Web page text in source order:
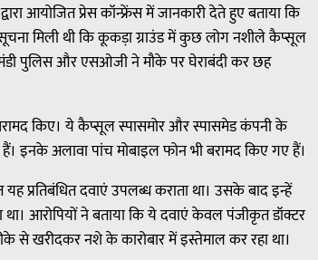
आयोजित प्रेस कॉन्फ्रेंस में जानकारी देते हुए बताया कि
मिली थी कि कूकड़ा ग्राउंड में कुछ लोग नशीले कैप्सूल
पुलिस और एसओजी ने मौके पर घेराबंदी कर छह
किए। ये कैप्सूल स्पासमोर और स्पासमेड कंपनी के
हैं। इनके अलावा पांच मोबाइल फोन भी बरामद किए गए हैं।
प्रतिबंधित दवाएं उपलब्ध कराता था। उसके बाद इन्हें
आरोपियों ने बताया कि ये दवाएं केवल पंजीकृत डॉक्टर
से खरीदकर नशे के कारोबार में इस्तेमाल कर रहा था।